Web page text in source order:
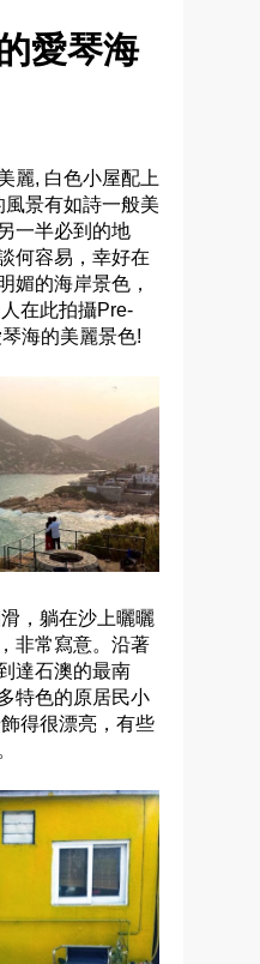
愛琴海
麗, 白色小屋配上
風景有如詩一般美
一半必到的地
何容易，幸好在
媚的海岸景色，
在此拍攝Pre-
海的美麗景色!
，躺在沙上曬曬
非常寫意。沿著
達石澳的最南
特色的原居民小
得很漂亮，有些